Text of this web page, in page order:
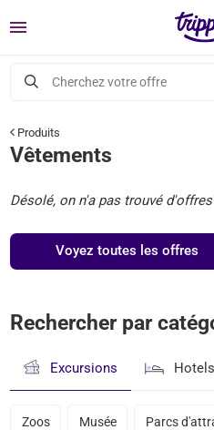
Menu
Cherchez votre offre
Produits
Vêtements
Désolé, on n'a pas trouvé d'offres
Voyez toutes les offres
Rechercher par
Excursions
Zoos Musée Parcs